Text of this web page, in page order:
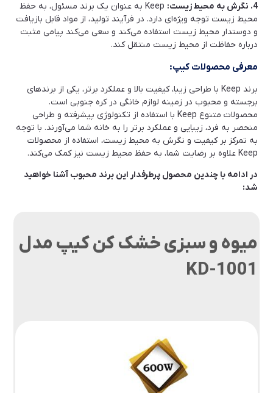
4. نگرش به محیط زیست:
Keep به عنوان یک برند مسئول، به حفظ
محیط زیست توجه ویژه‌ای دارد. در فرآیند تولید، از مواد قابل بازیافت
و دوستدار محیط زیست استفاده می‌کند و سعی می‌کند پیامی مثبت
درباره حفاظت از محیط زیست منتقل کند.
معرفی محصولات کیپ:
برند Keep با طراحی زیبا، کیفیت بالا و عملکرد برتر، یکی از برندهای
برجسته و محبوب در زمینه لوازم خانگی در کره جنوبی است.
محصولات متنوع Keep با استفاده از تکنولوژی پیشرفته و طراحی
منحصر به فرد، زیبایی و عملکرد برتر را به خانه شما می‌آورند. با توجه
به تمرکز بر کیفیت و نگرش به محیط زیست، استفاده از محصولات
Keep علاوه بر رضایت شما، به حفظ محیط زیست نیز کمک می‌کند.
در ادامه با چندین محصول پرطرفدار این برند محبوب آشنا خواهید
شد:
میوه و سبزی خشک کن کیپ مدل
KD-1001